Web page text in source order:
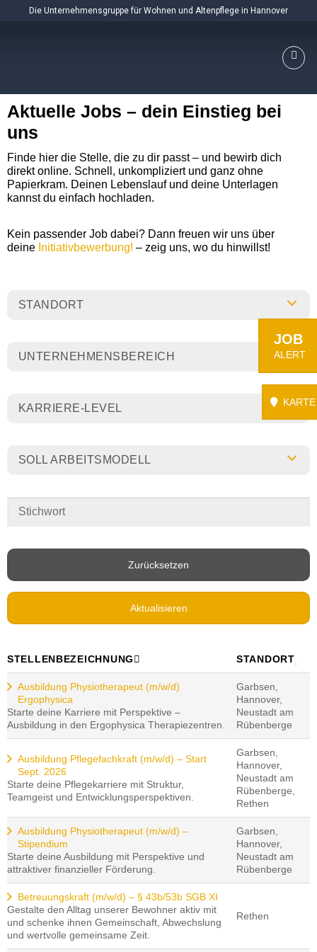
Die Unternehmensgruppe für Wohnen und Altenpflege in Hannover
Aktuelle Jobs – dein Einstieg bei
uns
Finde hier die Stelle, die zu dir passt – und bewirb dich
direkt online. Schnell, unkompliziert und ganz ohne
Papierkram. Deinen Lebenslauf und deine Unterlagen
kannst du einfach hochladen.
Kein passender Job dabei? Dann freuen wir uns über
deine Initiativbewerbung! – zeig uns, wo du hinwillst!
STANDORT
UNTERNEHMENSBEREICH
KARRIERE-LEVEL
SOLL ARBEITSMODELL
Zurücksetzen
Aktualisieren
STELLENBEZEICHNUNG STANDORT
Ausbildung Physiotherapeut (m/w/d)
Ergophysica
Starte deine Karriere mit Perspektive –
Ausbildung in den Ergophysica Therapiezentren.
Garbsen,
Hannover,
Neustadt am
Rübenberge
Ausbildung Pflegefachkraft (m/w/d) – Start
Sept. 2026
Starte deine Pflegekarriere mit Struktur,
Teamgeist und Entwicklungsperspektiven.
Garbsen,
Hannover,
Neustadt am
Rübenberge,
Rethen
Ausbildung Physiotherapeut (m/w/d) –
Stipendium
Starte deine Ausbildung mit Perspektive und
attraktiver finanzieller Förderung.
Garbsen,
Hannover,
Neustadt am
Rübenberge
Betreuungskraft (m/w/d) – § 43b/53b SGB XI
Gestalte den Alltag unserer Bewohner aktiv mit
und schenke ihnen Gemeinschaft, Abwechslung
und wertvolle gemeinsame Zeit.
Rethen
JOB
ALERT
KARTE